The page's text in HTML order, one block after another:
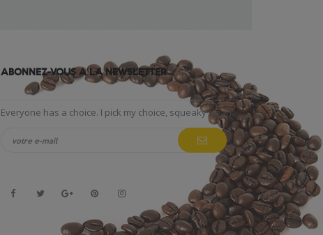
ABONNEZ-VOUS A LA NEWSLETTER
Everyone has a choice. I pick my choice, squeaky clean.